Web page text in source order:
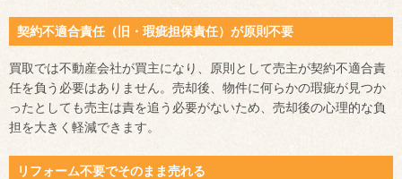
契約不適合責任（旧・瑕疵担保責任）が原則不要
買取では不動産会社が買主になり、原則として売主が契約不適合責
任を負う必要はありません。売却後、物件に何らかの瑕疵が見つか
ったとしても売主は責を追う必要がないため、売却後の心理的な負
担を大きく軽減できます。
リフォーム不要でそのまま売れる